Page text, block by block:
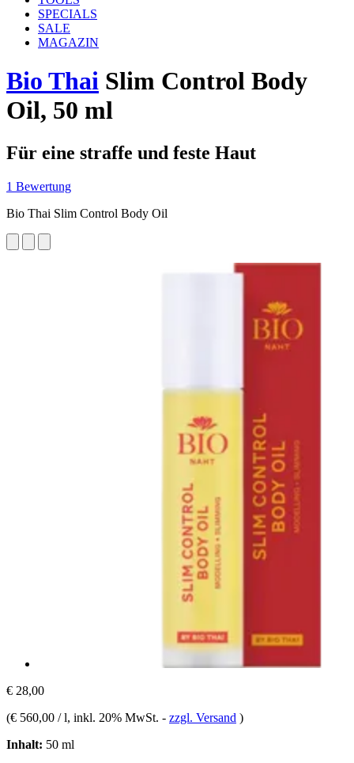
SPECIALS
SALE
MAGAZIN
Bio Thai Slim Control Body
Oil, 50 ml
Für eine straffe und feste Haut
1 Bewertung
Bio Thai Slim Control Body Oil
€ 28,00
(€ 560,00 / l, inkl. 20% MwSt. - zzgl. Versand )
Inhalt: 50 ml